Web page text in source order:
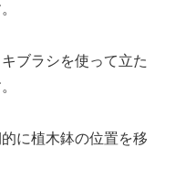
ブラシを使って立た
に植木鉢の位置を移